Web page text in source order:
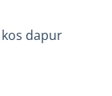
dapur